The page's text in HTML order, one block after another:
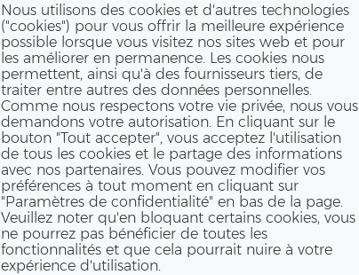
Nous utilisons des cookies et d'autres technologies
("cookies") pour vous offrir la meilleure expérience
possible lorsque vous visitez nos sites web et pour
les améliorer en permanence. Les cookies nous
permettent, ainsi qu'à des fournisseurs tiers, de
traiter entre autres des données personnelles.
Comme nous respectons votre vie privée, nous vous
demandons votre autorisation. En cliquant sur le
bouton "Tout accepter", vous acceptez l'utilisation
de tous les cookies et le partage des informations
avec nos partenaires. Vous pouvez modifier vos
préférences à tout moment en cliquant sur
"Paramètres de confidentialité" en bas de la page.
Veuillez noter qu'en bloquant certains cookies, vous
ne pourrez pas bénéficier de toutes les
fonctionnalités et que cela pourrait nuire à votre
expérience d'utilisation.